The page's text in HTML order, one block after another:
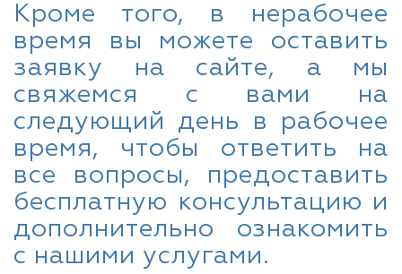
Кроме того, в нерабочее
время вы можете оставить
заявку на сайте, а мы
свяжемся с вами на
следующий день в рабочее
время, чтобы ответить на
все вопросы, предоставить
бесплатную консультацию и
дополнительно ознакомить
с нашими услугами.